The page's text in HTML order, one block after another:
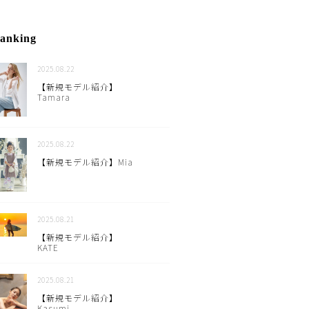
2025.08.22
【新規モデル紹介】
Tamara
2025.08.22
【新規モデル紹介】Mia
2025.08.21
【新規モデル紹介】
KATE
2025.08.21
【新規モデル紹介】